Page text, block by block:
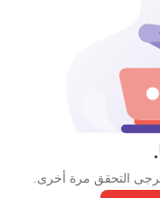
التحقق مرة أخرى.